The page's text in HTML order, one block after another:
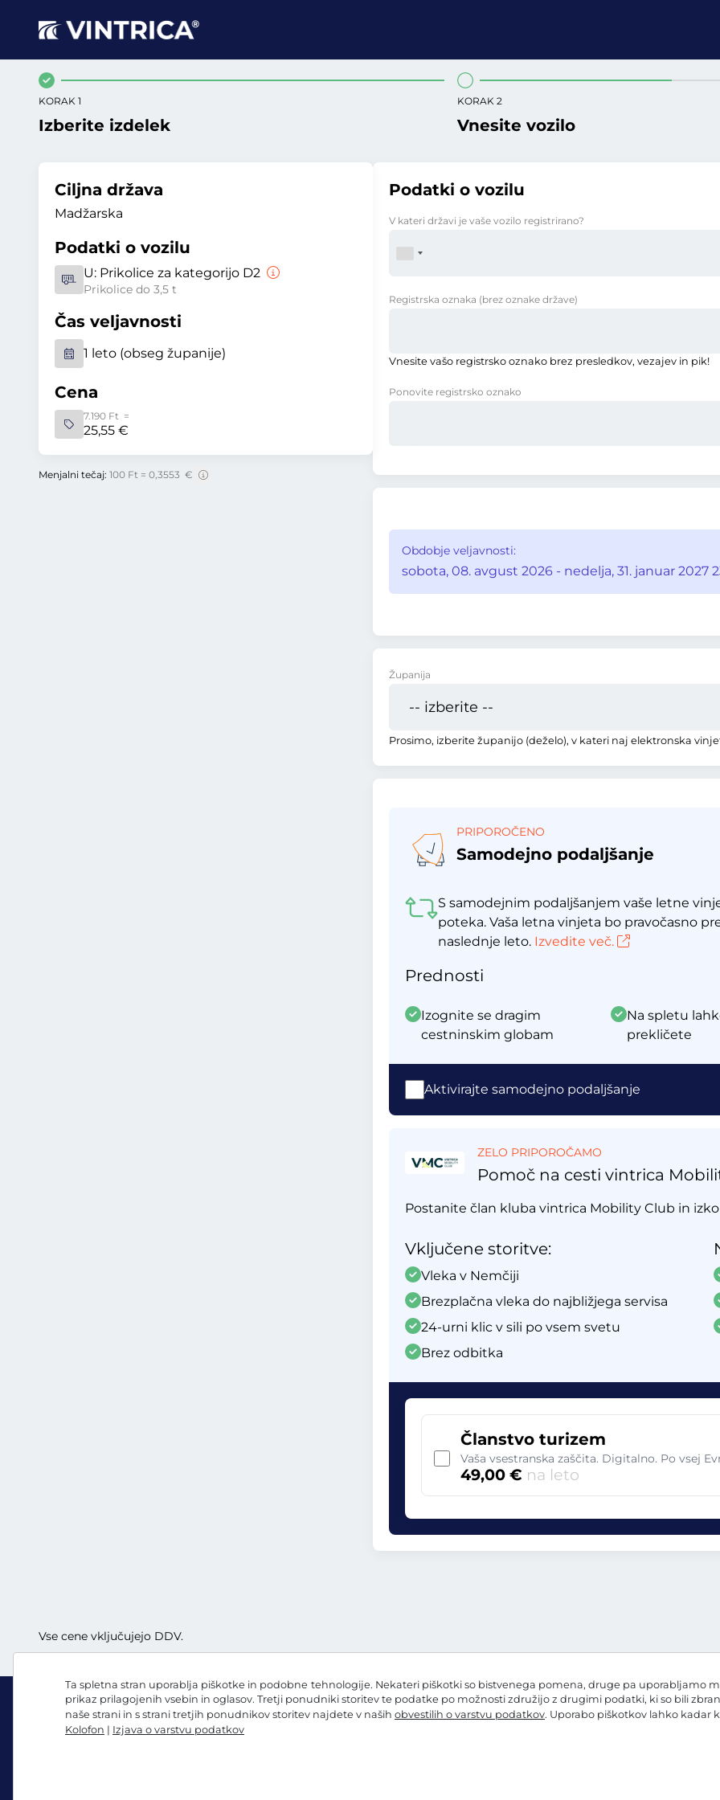
Ta spletna stran uporablja piškotke in podobne tehnologije. Nekateri piškotki so bistvenega pomena, druge pa uporabljamo
prikaz prilagojenih vsebin in oglasov. Tretji ponudniki storitev te podatke po možnosti združijo z drugimi podatki, ki so bili
naše strani in s strani tretjih ponudnikov storitev najdete v naših obvestilih o varstvu podatkov. Uporabo piškotkov lahko kadar
Kolofon | Izjava o varstvu podatkov
KORAK 1
Izberite izdelek
KORAK 2
Vnesite vozilo
Ciljna država
Madžarska
Podatki o vozilu
U: Prikolice za kategorijo D2
Prikolice do 3,5 t
Čas veljavnosti
1 leto (obseg županije)
Cena
7.190 Ft =
25,55 €
Menjalni tečaj: 100 Ft = 0,3553 €
Podatki o vozilu
V kateri državi je vaše vozilo registrirano?
Registrska oznaka (brez oznake države)
Vnesite vašo registrsko oznako brez presledkov, vezajev in pik!
Ponovite registrsko oznako
Obdobje veljavnosti:
sobota, 08. avgust 2026 - nedelja, 31. januar 2027
Županija
Prosimo, izberite županijo (deželo), v kateri naj elektronska
PRIPOROČENO
Samodejno podaljšanje
S samodejnim podaljšanjem vaše letne
poteka. Vaša letna vinjeta bo pravočasno
naslednje leto. Izvedite več.
Prednosti
Izognite se dragim
cestninskim globam
Na spletu
prekličete
Aktivirajte samodejno podaljšanje
ZELO PRIPOROČAMO
Pomoč na cesti vintrica
Postanite član kluba vintrica Mobility Club in
Vključene storitve:
Vleka v Nemčiji
Brezplačna vleka do najbližjega servisa
24-urni klic v sili po vsem svetu
Brez odbitka
Članstvo turizem
Vaša vsestranska zaščita. Digitalno. Po vsej
49,00 € na leto
Vse cene vključujejo DDV.